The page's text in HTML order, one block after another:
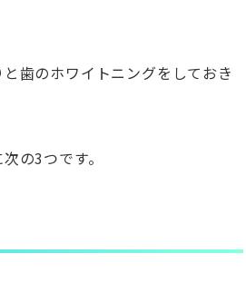
歯のホワイトニングをしておき
の3つです。